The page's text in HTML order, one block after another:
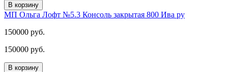
В корзину
МП Ольга Лофт №5.3 Консоль закрытая 800 Ива ру
150000 руб.
150000 руб.
В корзину